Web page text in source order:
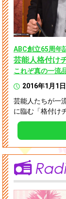
ABC創立65周年
芸能人格付け
これぞ真の一流
2016年1月1
芸能人たちが一
に臨む「格付け